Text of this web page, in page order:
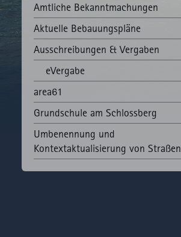
Amtliche Bekannt­machungen
Aktuelle Bebauungspläne
Ausschreibungen & Vergaben
eVergabe
area61
Grundschule am Schlossberg
Umbenennung und
Kontextaktualisierung von Straßen